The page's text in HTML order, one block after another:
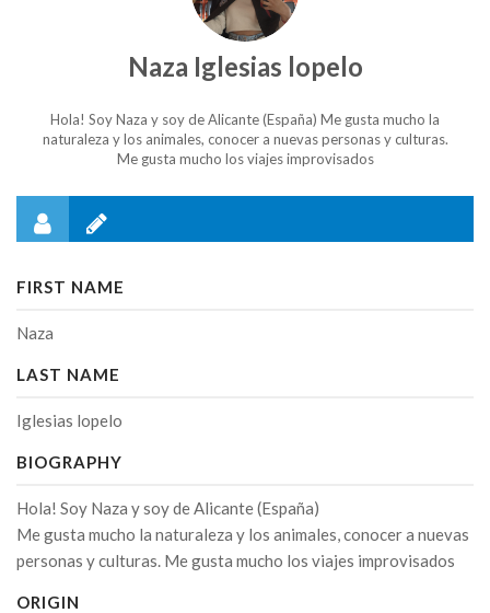
Naza Iglesias lopelo
Hola! Soy Naza y soy de Alicante (España) Me gusta mucho la
naturaleza y los animales, conocer a nuevas personas y culturas.
Me gusta mucho los viajes improvisados
FIRST NAME
Naza
LAST NAME
Iglesias lopelo
BIOGRAPHY
Hola! Soy Naza y soy de Alicante (España)
Me gusta mucho la naturaleza y los animales, conocer a nuevas
personas y culturas. Me gusta mucho los viajes improvisados
ORIGIN